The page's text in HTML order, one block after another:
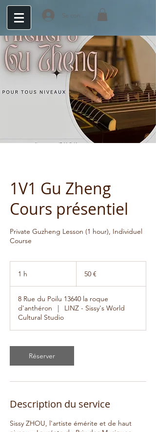
Se connecter
1V1 Gu Zheng
Cours présentiel
Private Guzheng Lesson (1 hour), Individuel
Course
1 h 50 €
8 Rue du Poilu 13640 la roque
d'anthéron
|
LINZ - Sissy's World
Cultural Studio
Réserver
Description du service
Sissy ZHOU, l'artiste émérite et de haut